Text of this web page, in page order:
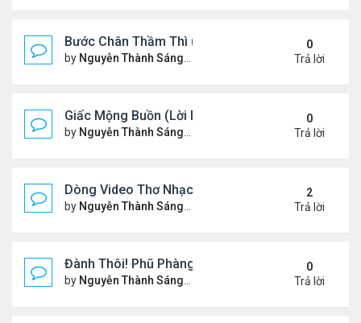
Bước Chân Thầm Thì (Video YouTube Ngâm Nga
by Nguyễn Thành Sáng Thứ 5 Tháng 1 30, 2025 8:48
0
Trả lời
Giấc Mộng Buồn (Lời Ngỏ & Video Ngâm Nga Thơ
by Nguyễn Thành Sáng Thứ 7 Tháng 1 25, 2025 7:52
0
Trả lời
Dòng Video Thơ Nhạc Chọn Lọc
by Nguyễn Thành Sáng Thứ 4 Tháng 1 01, 2025 11:01
2
Trả lời
Đành Thôi! Phũ Phàng! &Video YouTube Ngâm
by Nguyễn Thành Sáng Thứ 2 Tháng 12 30, 2024
0
Trả lời